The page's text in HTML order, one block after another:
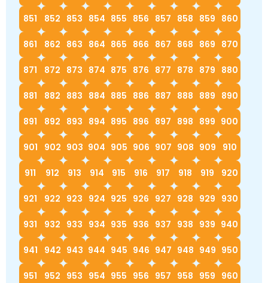
851 852 853 854 855 856 857 858 859 860
861 862 863 864 865 866 867 868 869 870
871 872 873 874 875 876 877 878 879 880
881 882 883 884 885 886 887 888 889 890
891 892 893 894 895 896 897 898 899 900
901 902 903 904 905 906 907 908 909 910
911 912 913 914 915 916 917 918 919 920
921 922 923 924 925 926 927 928 929 930
931 932 933 934 935 936 937 938 939 940
941 942 943 944 945 946 947 948 949 950
951 952 953 954 955 956 957 958 959 960